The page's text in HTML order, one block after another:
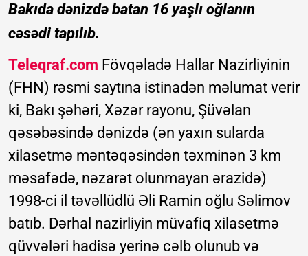
Bakıda dənizdə batan 16 yaşlı oğlanın
cəsədi tapılıb.
Teleqraf.com Fövqəladə Hallar Nazirliyinin
(FHN) rəsmi saytına istinadən məlumat verir
ki, Bakı şəhəri, Xəzər rayonu, Şüvəlan
qəsəbəsində dənizdə (ən yaxın sularda
xilasetmə məntəqəsindən təxminən 3 km
məsafədə, nəzarət olunmayan ərazidə)
1998-ci il təvəllüdlü Əli Ramin oğlu Səlimov
batıb. Dərhal nazirliyin müvafiq xilasetmə
qüvvələri hadisə yerinə cəlb olunub və